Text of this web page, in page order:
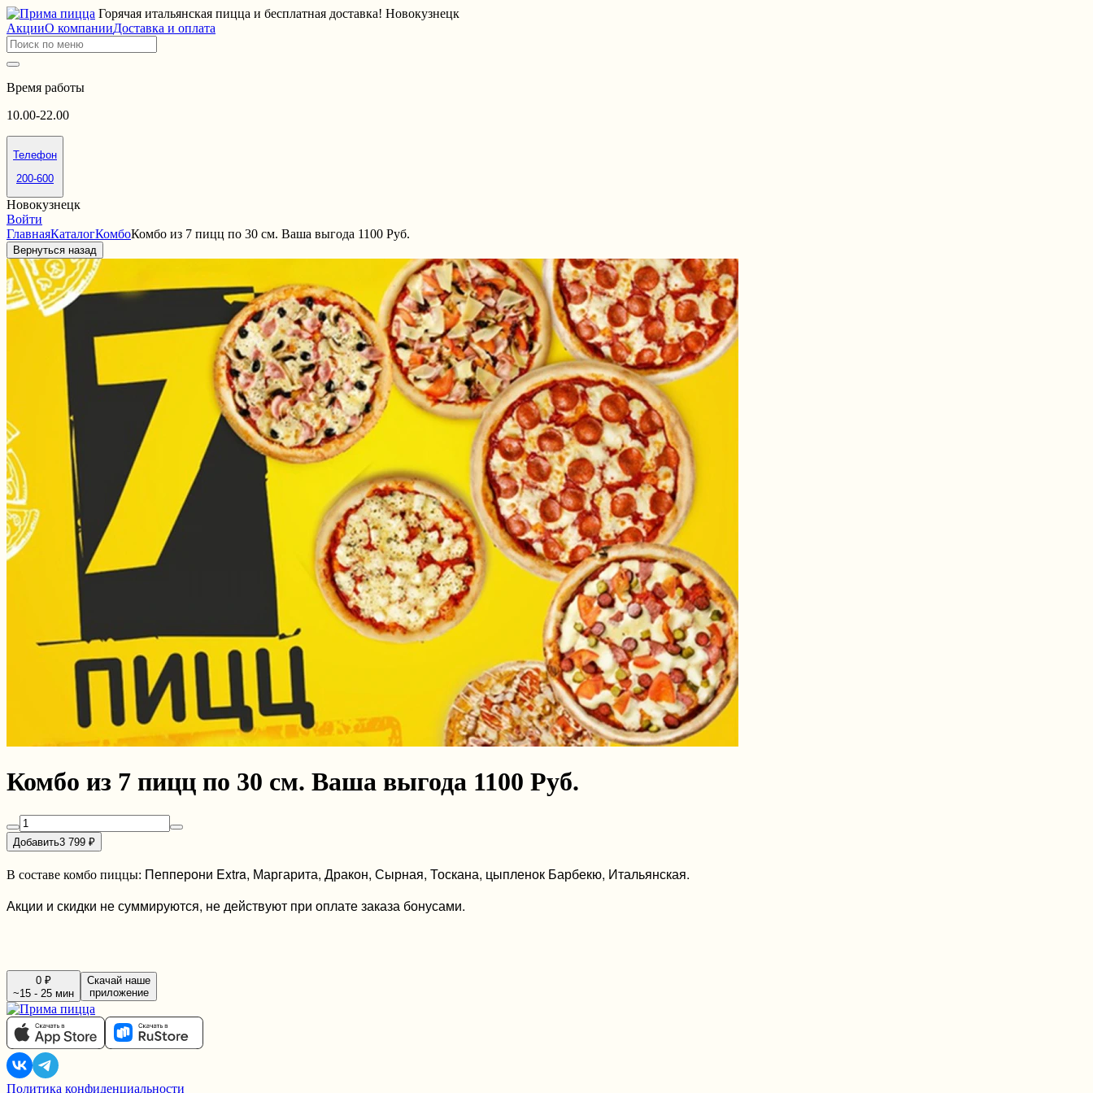
Горячая итальянская пицца и бесплатная доставка! Новокузнецк
АкцииО компанииДоставка и оплата
Время работы
10.00-22.00
Телефон
200-600
Новокузнецк
Войти
ГлавнаяКаталогКомбоКомбо из 7 пицц по 30 см. Ваша выгода 1100 Руб.
Вернуться назад
Комбо из 7 пицц по 30 см. Ваша выгода 1100 Руб.
Добавить3 799 ₽
В составе комбо пиццы: Пепперони Extra, Маргарита, Дракон, Сырная, Тоскана, цыпленок Барбекю, Итальянская.
Акции и скидки не суммируются, не действуют при оплате заказа бонусами.
0 ₽
~15 - 25 мин
Скачай наше
приложение
Политика конфиденциальности